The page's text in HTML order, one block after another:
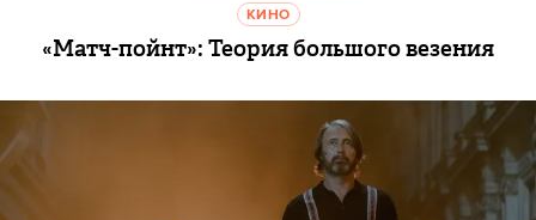
КИНО
«Матч-пойнт»: Теория большого везения